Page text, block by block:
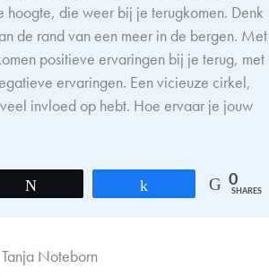
hoogte, die weer bij je terugkomen. Denk
de rand van een meer in de bergen. Met
positieve ervaringen bij je terug, met
ervaringen. Een vicieuze cirkel,
invloed op hebt. Hoe ervaar je jouw
0
SHARES
Tanja Noteborn